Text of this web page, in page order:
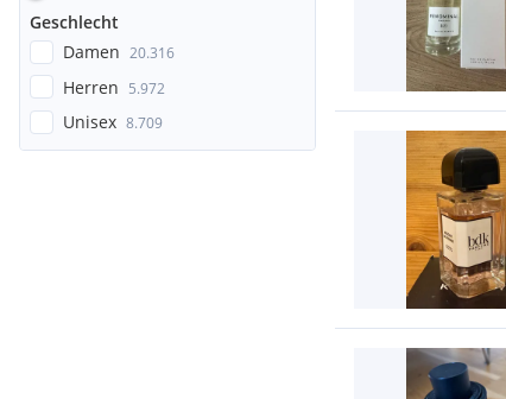
Geschlecht
Damen 20.316
Herren 5.972
Unisex 8.709